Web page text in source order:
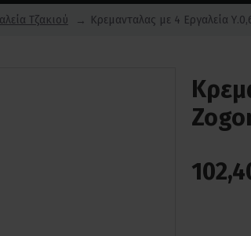
Τζακιού Κρεμανταλας με 4 Εργαλεία